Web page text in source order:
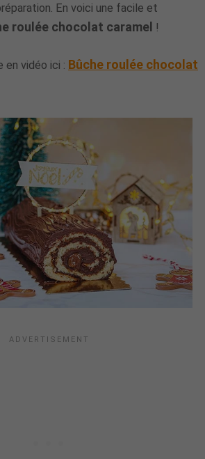
En voici une facile et
roulée chocolat caramel !
vidéo ici : Bûche roulée chocolat